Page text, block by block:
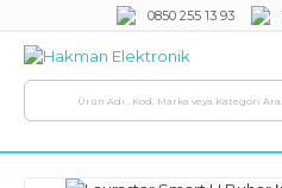
0850 255 13 93